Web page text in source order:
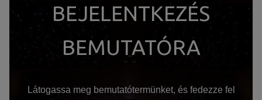
BEJELENTKEZÉS
BEMUTATÓRA
Látogassa meg bemutatótermünket, és fedezze fel